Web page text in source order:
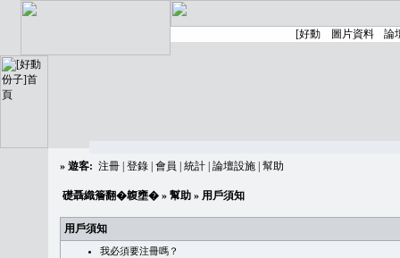
» 遊客: 注冊 登錄 會員 統計 論壇設施 幫助
礎聶織簷翻�䪖壅� » 幫助 » 用戶須知
用戶須知
我必須要注冊嗎？